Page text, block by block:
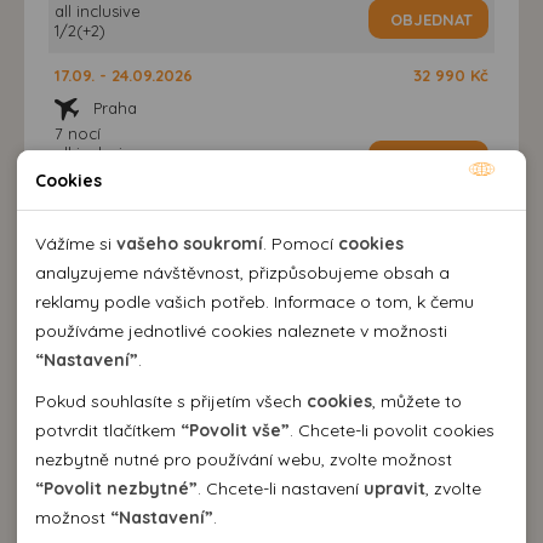
all inclusive
1/2(+2)
OBJEDNAT
17.09. - 24.09.2026
Praha
7 nocí
all inclusive
1/2
32 990 Kč
OBJEDNAT
17.09. - 24.09.2026
Praha
7 nocí
all inclusive
1/2(+2)
37 190 Kč
OBJEDNAT
18.09. - 25.09.2026
Brno , Praha , Ostrava
all inclusive
1/2
18.09. - 25.09.2026
37 190 Kč
Cookies
Vážíme si vašeho soukromí . Pomocí cookies
analyzujeme návštěvnost, přizpůsobujeme obsah a
reklamy podle vašich potřeb. Informace o tom, k čemu
používáme jednotlivé cookies naleznete v možnosti
“Nastavení”
Pokud souhlasíte s přijetím všech cookies , můžete to
potvrdit tlačítkem “Povolit vše” . Chcete-li povolit cookies
nezbytně nutné pro používání webu, zvolte možnost
“Povolit nezbytné” . Chcete-li nastavení upravit , zvolte
možnost “Nastavení”
Nutné cookies pomáhají, aby byla webová stránka
použitelná tak, že umožní základní funkce jako navigace
stránky a přístup k zabezpečeným sekcím webové stránky.
Webová stránka nemůže správně fungovat bez těchto
cookies.
Analytické cookies
Pomocí analytických cookies můžeme měřit návštěvnost
našeho webu, zdroje návštěv, výkon reklam a také jejich
dosah. Takto získaná data zpracováváme anonymně bez
Personální cookies
Personalizační soubory cookies nám umožňují přizpůsobit